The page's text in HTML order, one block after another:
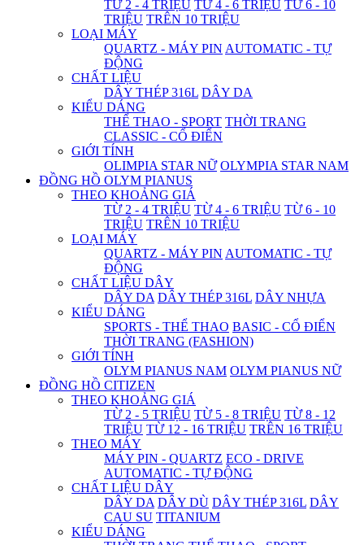
TỪ 2 - 4 TRIỆU TỪ 4 - 6 TRIỆU TỪ 6 - 10
TRIỆU TRÊN 10 TRIỆU
LOẠI MÁY
QUARTZ - MÁY PIN AUTOMATIC - TỰ
ĐỘNG
CHẤT LIỆU
DÂY THÉP 316L DÂY DA
KIỂU DÁNG
THỂ THAO - SPORT THỜI TRANG
CLASSIC - CỔ ĐIỂN
GIỚI TÍNH
OLIMPIA STAR NỮ OLYMPIA STAR NAM
ĐỒNG HỒ OLYM PIANUS
THEO KHOẢNG GIÁ
TỪ 2 - 4 TRIỆU TỪ 4 - 6 TRIỆU TỪ 6 - 10
TRIỆU TRÊN 10 TRIỆU
LOẠI MÁY
QUARTZ - MÁY PIN AUTOMATIC - TỰ
ĐỘNG
CHẤT LIỆU DÂY
DÂY DA DÂY THÉP 316L DÂY NHỰA
KIỂU DÁNG
SPORTS - THỂ THAO BASIC - CỔ ĐIỂN
THỜI TRANG (FASHION)
GIỚI TÍNH
OLYM PIANUS NAM OLYM PIANUS NỮ
ĐỒNG HỒ CITIZEN
THEO KHOẢNG GIÁ
TỪ 2 - 5 TRIỆU TỪ 5 - 8 TRIỆU TỪ 8 - 12
TRIỆU TỪ 12 - 16 TRIỆU TRÊN 16 TRIỆU
THEO MÁY
MÁY PIN - QUARTZ ECO - DRIVE
AUTOMATIC - TỰ ĐỘNG
CHẤT LIỆU DÂY
DÂY DA DÂY DÙ DÂY THÉP 316L DÂY
CAU SU TITANIUM
KIỂU DÁNG